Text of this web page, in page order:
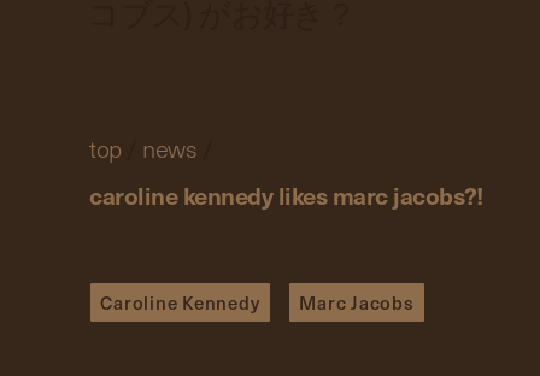
top/ news
caroline kennedy likes marc jacobs?!
Caroline Kennedy Marc Jacobs